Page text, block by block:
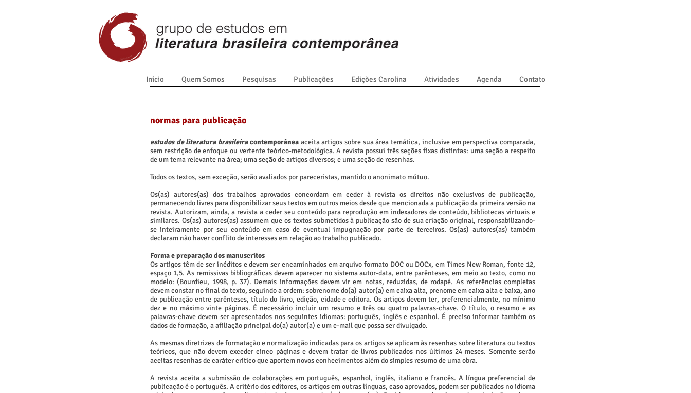
Início Quem Somos Pesquisas Publicações Edições Carolina Atividades Agenda Contato
normas para publicação
estudos de literatura brasileiracontemporâneaaceita artigos sobre sua área temática, inclusive em perspectiva comparada,
sem restrição de enfoque ou vertente teórico-metodológica. A revista possui três seções fixas distintas: uma seção a respeito
de um tema relevante na área; uma seção de artigos diversos; e uma seção de resenhas.
Todos os textos, sem exceção, serão avaliados por pareceristas, mantido o anonimato mútuo.
Os(as) autores(as) dos trabalhos aprovados concordam em ceder à revista os direitos não exclusivos de publicação,
permanecendo livres para disponibilizar seus textos em outros meios desde que mencionada a publicação da primeira versão na
revista. Autorizam, ainda, a revista a ceder seu conteúdo para reprodução em indexadores de conteúdo, bibliotecas virtuais e
similares. Os(as) autores(as) assumem que os textos submetidos à publicação são de sua criação original, responsabilizando-
se inteiramente por seu conteúdo em caso de eventual impugnação por parte de terceiros. Os(as) autores(as) também
declaram não haver conflito de interesses em relação ao trabalho publicado.
Forma e preparação dos manuscritos
Os artigos têm de ser inéditos e devem ser encaminhados em arquivo formato DOC ou DOCx, em Times New Roman, fonte 12,
espaço 1,5. As remissivas bibliográficas devem aparecer no sistema autor-data, entre parênteses, em meio ao texto, como no
modelo: (Bourdieu, 1998, p. 37). Demais informações devem vir em notas, reduzidas, de rodapé. As referências completas
devem constar no final do texto, seguindo a ordem: sobrenome do(a) autor(a) em caixa alta, prenome em caixa alta e baixa, ano
de publicação entre parênteses, título do livro, edição, cidade e editora. Os artigos devem ter, preferencialmente, no mínimo
dez e no máximo vinte páginas. É necessário incluir um resumo e três ou quatro palavras-chave. O título, o resumo e as
palavras-chave devem ser apresentados nos seguintes idiomas: português, inglês e espanhol. É preciso informar também os
dados de formação, a afiliação principal do(a) autor(a) e um e-mail que possa ser divulgado.
As mesmas diretrizes de formatação e normalização indicadas para os artigos se aplicam às resenhas sobre literatura ou textos
teóricos, que não devem exceder cinco páginas e devem tratar de livros publicados nos últimos 24 meses. Somente serão
aceitas resenhas de caráter crítico que aportem novos conhecimentos além do simples resumo de uma obra.
A revista aceita a submissão de colaborações em português, espanhol, inglês, italiano e francês. A língua preferencial de
publicação é o português. A critério dos editores, os artigos em outras línguas, caso aprovados, podem ser publicados no idioma